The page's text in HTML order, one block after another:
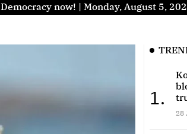
Democracy now! | Monday, August 5,
1.
28